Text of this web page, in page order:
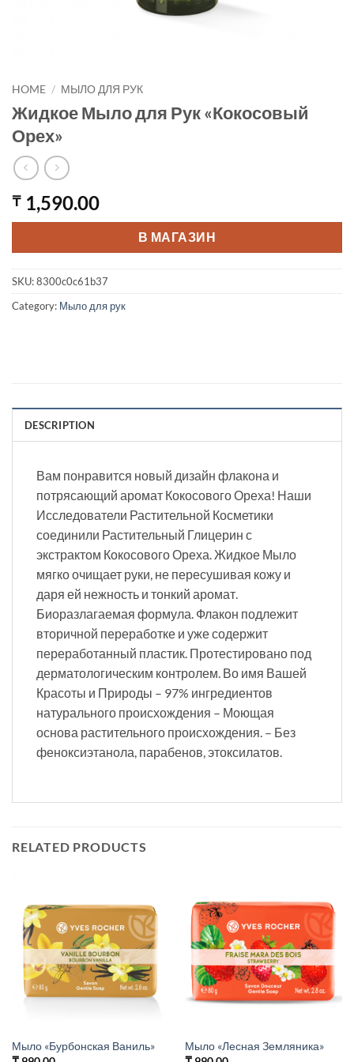
HOME / МЫЛО ДЛЯ РУК
Жидкое Мыло для Рук «Кокосовый
Орех»
₸ 1,590.00
В МАГАЗИН
SKU:8300c0c61b37
Category: Мыло для рук
DESCRIPTION
Вам понравится новый дизайн флакона и
потрясающий аромат Кокосового Ореха! Наши
Исследователи Растительной Косметики
соединили Растительный Глицерин с
экстрактом Кокосового Ореха. Жидкое Мыло
мягко очищает руки, не пересушивая кожу и
даря ей нежность и тонкий аромат.
Биоразлагаемая формула. Флакон подлежит
вторичной переработке и уже содержит
переработанный пластик. Протестировано под
дерматологическим контролем. Во имя Вашей
Красоты и Природы – 97% ингредиентов
натурального происхождения – Моющая
основа растительного происхождения. – Без
феноксиэтанола, парабенов, этоксилатов.
RELATED PRODUCTS
Мыло «Бурбонская Ваниль»
Мыло «Лесная Земляника»